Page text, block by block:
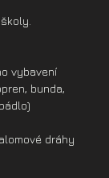
vybavení
bunda,
dráhy